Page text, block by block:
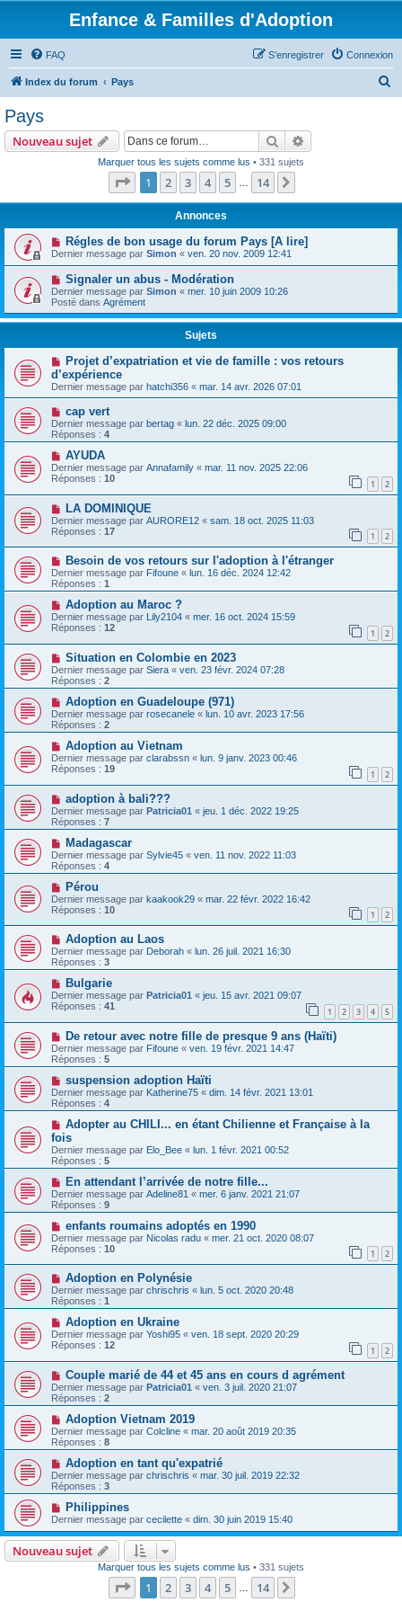
Enfance & Familles d'Adoption
FAQ Connexion
S’enregistrer
Index du forum Pays
h
Pays
Nouveau sujet Rechercher
Marquer tous les sujets comme lus • 331 sujets
Page 1sur14
1 2 3 4 5 14
Annonces
Régles de bon usage du forum Pays [A lire]
Dernier message par Simon « ven. 20 nov. 2009 12:41
Signaler un abus - Modération
Dernier message par Simon « mer. 10 juin 2009 10:26
Posté dans Agrément
Sujets
Projet d’expatriation et vie de famille : vos retours
d’expérience
Dernier message par hatchi356 « mar. 14 avr. 2026 07:01
cap vert
Dernier message par bertag « lun. 22 déc. 2025 09:00
Réponses : 4
AYUDA
Dernier message par Annafamily « mar. 11 nov. 2025 22:06
Réponses : 10 1 2
LA DOMINIQUE
Dernier message par AURORE12 « sam. 18 oct. 2025 11:03
Réponses : 17 1 2
Besoin de vos retours sur l'adoption à l'étranger
Dernier message par Fifoune « lun. 16 déc. 2024 12:42
Réponses : 1
Adoption au Maroc ?
Dernier message par Lily2104 « mer. 16 oct. 2024 15:59
Réponses : 12 1 2
Situation en Colombie en 2023
Dernier message par Siera « ven. 23 févr. 2024 07:28
Réponses : 2
Adoption en Guadeloupe (971)
Dernier message par rosecanele « lun. 10 avr. 2023 17:56
Réponses : 2
Adoption au Vietnam
Dernier message par clarabssn « lun. 9 janv. 2023 00:46
Réponses : 19 1 2
adoption à bali???
Dernier message par Patricia01 « jeu. 1 déc. 2022 19:25
Réponses : 7
Madagascar
Dernier message par Sylvie45 « ven. 11 nov. 2022 11:03
Réponses : 4
Pérou
Dernier message par kaakook29 « mar. 22 févr. 2022 16:42
Réponses : 10 1 2
Adoption au Laos
Dernier message par Deborah « lun. 26 juil. 2021 16:30
Réponses : 3
Bulgarie
Dernier message par Patricia01 « jeu. 15 avr. 2021 09:07
Réponses : 41 1 2 3 4 5
De retour avec notre fille de presque 9 ans (Haïti)
Dernier message par Fifoune « ven. 19 févr. 2021 14:47
Réponses : 5
suspension adoption Haïti
Dernier message par Katherine75 « dim. 14 févr. 2021 13:01
Réponses : 4
Adopter au CHILI... en étant Chilienne et Française à la
fois
Dernier message par Elo_Bee « lun. 1 févr. 2021 00:52
Réponses : 5
En attendant l’arrivée de notre fille...
Dernier message par Adeline81 « mer. 6 janv. 2021 21:07
Réponses : 9
enfants roumains adoptés en 1990
Dernier message par Nicolas radu « mer. 21 oct. 2020 08:07
Réponses : 10 1 2
Adoption en Polynésie
Dernier message par chrischris « lun. 5 oct. 2020 20:48
Réponses : 1
Adoption en Ukraine
Dernier message par Yoshi95 « ven. 18 sept. 2020 20:29
Réponses : 12 1 2
Couple marié de 44 et 45 ans en cours d agrément
Dernier message par Patricia01 « ven. 3 juil. 2020 21:07
Réponses : 2
Adoption Vietnam 2019
Dernier message par Colcline « mar. 20 août 2019 20:35
Réponses : 8
Adoption en tant qu'expatrié
Dernier message par chrischris « mar. 30 juil. 2019 22:32
Réponses : 3
Philippines
Dernier message par cecilette « dim. 30 juin 2019 15:40
Nouveau sujet
Marquer tous les sujets comme lus • 331 sujets
Page 1sur14
1 2 3 4 5 14